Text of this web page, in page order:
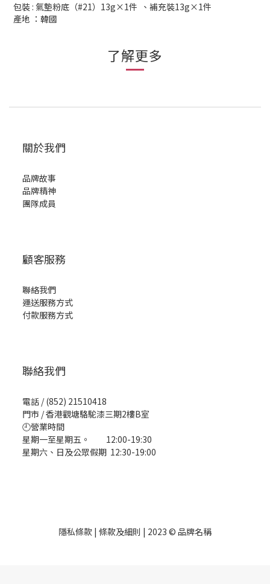
包裝 : 氣墊粉底（#21）13g×1件 、補充裝13g×1件
產地 ：韓國
了解更多
關於我們
品牌故事
品牌精神
團隊成員
顧客服務
聯絡我們
運送服務方式
付款服務方式
聯絡我們
電話 / (852) 21510418
門市 / 香港觀塘駱駝漆三期2樓B室
🕘營業時間
星期一至星期五。 12:00-19:30
星期六、日及公眾假期 12:30-19:00
隱私條款 | 條款及細則 | 2023 © 品牌名稱